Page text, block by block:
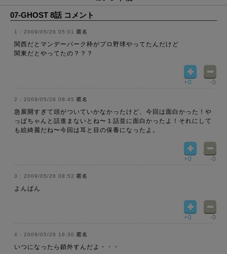
07-GHOST 8話 コメント
2009/05/26 05:01 匿名
関西だとマンデーパーク枠がプロ野球やってたんだけど
関東だとやってたの？？？
+0 -0
2009/05/26 08:45 匿名
急展開すぎて頭がついていかなかったけど、今回は面白かった！や
っぱちゃんと話進まないとね〜１話並に面白かったよ！それにして
も絵綺麗だね〜今回は耳と目の保養になったよ。
+0 -0
2009/05/26 08:52 匿名
よんばん
+0 -0
2009/05/26 16:30 匿名
いつになったら鎖外すんだよ・・・